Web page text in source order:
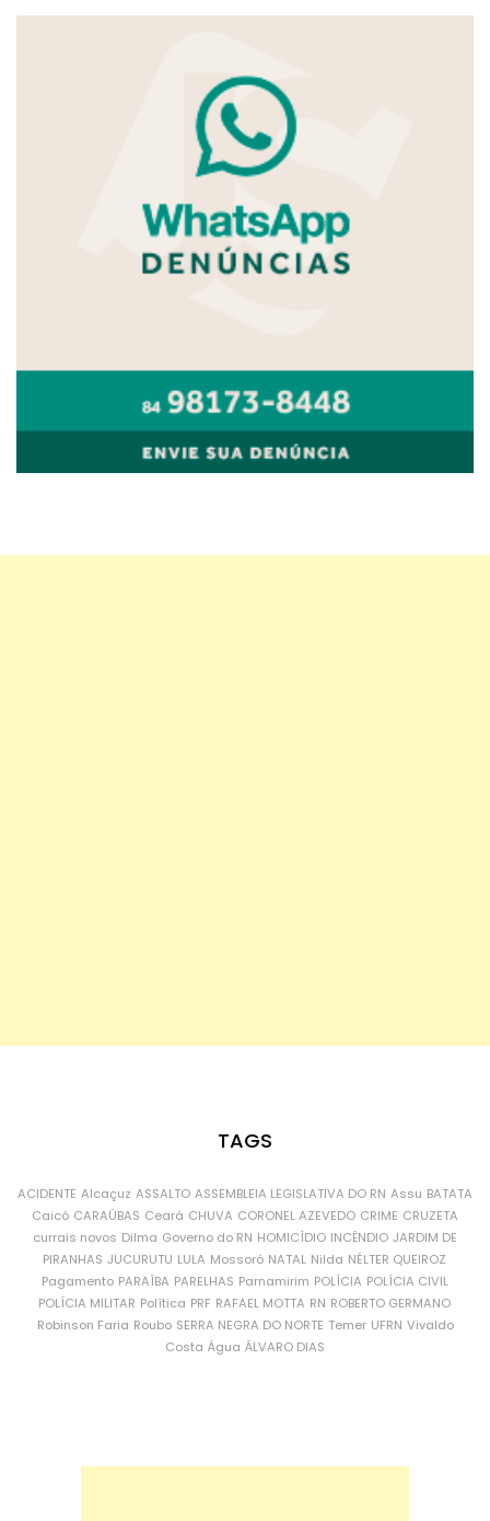
TAGS
ACIDENTE Alcaçuz ASSALTO ASSEMBLEIA LEGISLATIVA DO RN Assu BATATA
Caicó CARAÚBAS Ceará CHUVA CORONEL AZEVEDO CRIME CRUZETA
currais novos Dilma Governo do RN HOMICÍDIO INCÊNDIO JARDIM DE
PIRANHAS JUCURUTU LULA Mossoró NATAL Nilda NÉLTER QUEIROZ
Pagamento PARAÍBA PARELHAS Parnamirim POLÍCIA POLÍCIA CIVIL
POLÍCIA MILITAR Política PRF RAFAEL MOTTA RN ROBERTO GERMANO
Robinson Faria Roubo SERRA NEGRA DO NORTE Temer UFRN Vivaldo
Costa Água ÁLVARO DIAS